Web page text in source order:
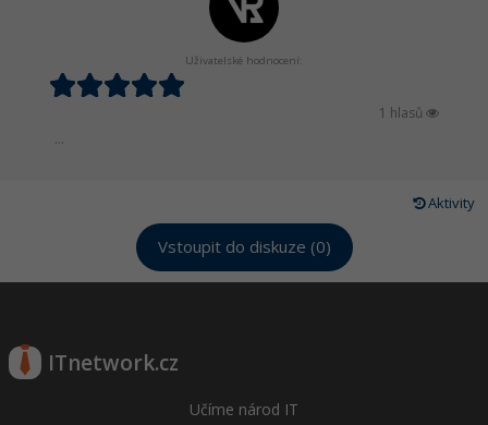
Uživatelské hodnocení:
1 hlasů
...
Aktivity
Vstoupit do diskuze (0)
ITnetwork.cz
Učíme národ IT